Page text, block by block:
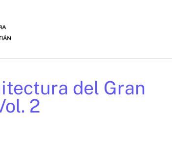
del Gran
2